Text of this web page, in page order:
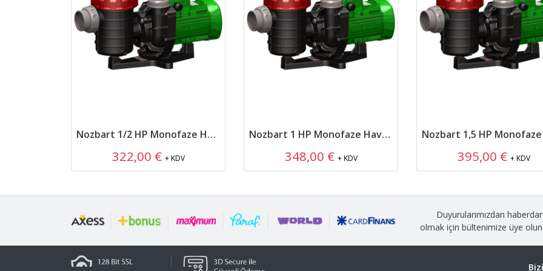
Nozbart 1/2 HP Monofaze Havuz Pompası
322,00 € + KDV
Nozbart 1 HP Monofaze Havuz Pompası
348,00 € + KDV 395,00 € + KDV
Duyurularımızdan haberdar
olmak için bültenimize üye olun